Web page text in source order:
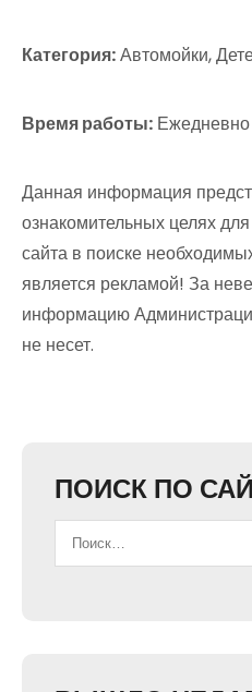
Категория:Автомойки,
Время работы:
Данная информация
ознакомительных целях
сайта в поиске
является рекламой! За
информацию
не несет.
ПОИСК ПО